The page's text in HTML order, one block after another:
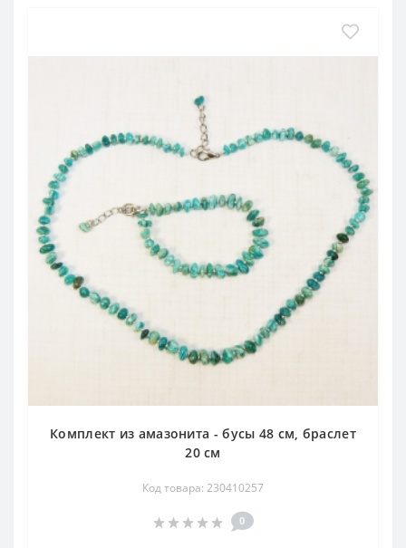
Комплект из амазонита - бусы 48 см, браслет
20 см
Код товара: 230410257
0